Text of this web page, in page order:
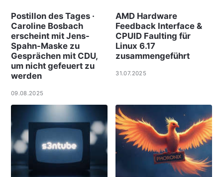
Postillon des Tages ·
Caroline Bosbach
erscheint mit Jens-
Spahn-Maske zu
Gesprächen mit CDU,
um nicht gefeuert zu
werden
09.08.2025
AMD Hardware
Feedback Interface &
CPUID Faulting für
Linux 6.17
zusammengeführt
31.07.2025